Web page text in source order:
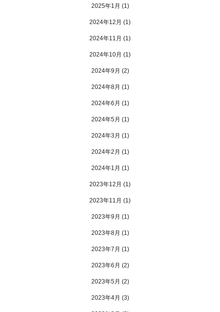
2025年1月 (1)
2024年12月 (1)
2024年11月 (1)
2024年10月 (1)
2024年9月 (2)
2024年8月 (1)
2024年6月 (1)
2024年5月 (1)
2024年3月 (1)
2024年2月 (1)
2024年1月 (1)
2023年12月 (1)
2023年11月 (1)
2023年9月 (1)
2023年8月 (1)
2023年7月 (1)
2023年6月 (2)
2023年5月 (2)
2023年4月 (3)